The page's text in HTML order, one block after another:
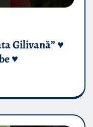
Gilivană” ♥️
♥️